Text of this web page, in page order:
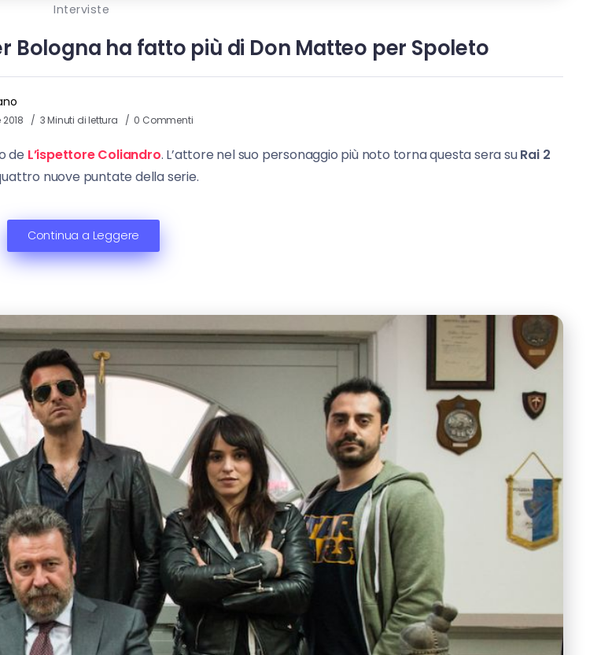
Interviste
Bologna ha fatto più di Don Matteo per Spoleto
3 Minuti di lettura 0 Commenti
de L’ispettore Coliandro. L’attore nel suo personaggio più noto torna questa sera suRai 2
nuove puntate della serie.
Continua a Leggere